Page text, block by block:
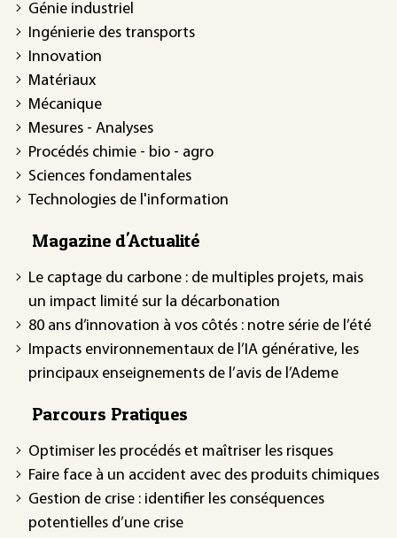
Génie industriel
Ingénierie des transports
Innovation
Matériaux
Mécanique
Mesures - Analyses
Procédés chimie - bio - agro
Sciences fondamentales
Technologies de l'information
Magazine d'Actualité
Le captage du carbone : de multiples projets, mais
un impact limité sur la décarbonation
80 ans d’innovation à vos côtés : notre série de l’été
Impacts environnementaux de l’IA générative, les
principaux enseignements de l’avis de l’Ademe
Parcours Pratiques
Optimiser les procédés et maîtriser les risques
Faire face à un accident avec des produits chimiques
Gestion de crise : identifier les conséquences
potentielles d’une crise